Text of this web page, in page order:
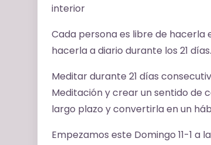
interior
Cada persona es libre de hacerla
hacerla a diario durante los 21 días.
Meditar durante 21 días
Meditación y crear un sentido de
largo plazo y convertirla en un
Empezamos este Domingo 11-1 a